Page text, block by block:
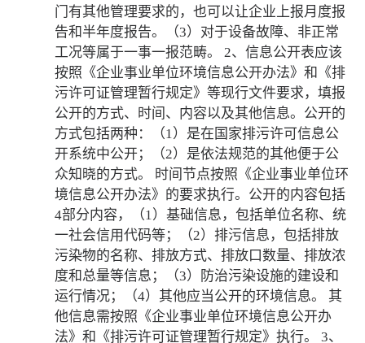
门有其他管理要求的，也可以让企业上报月度报
告和半年度报告。（3）对于设备故障、非正常
工况等属于一事一报范畴。 2、信息公开表应该
按照《企业事业单位环境信息公开办法》和《排
污许可证管理暂行规定》等现行文件要求，填报
公开的方式、时间、内容以及其他信息。公开的
方式包括两种：（1）是在国家排污许可信息公
开系统中公开；（2）是依法规范的其他便于公
众知晓的方式。 时间节点按照《企业事业单位环
境信息公开办法》的要求执行。公开的内容包括
4部分内容，（1）基础信息，包括单位名称、统
一社会信用代码等；（2）排污信息，包括排放
污染物的名称、排放方式、排放口数量、排放浓
度和总量等信息；（3）防治污染设施的建设和
运行情况；（4）其他应当公开的环境信息。 其
他信息需按照《企业事业单位环境信息公开办
法》和《排污许可证管理暂行规定》执行。 3、